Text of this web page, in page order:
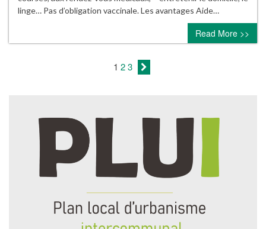
linge… Pas d’obligation vaccinale. Les avantages Aide…
Read More >>
1 2 3